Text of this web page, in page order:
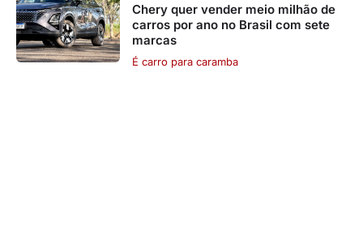
Chery quer vender meio milhão de
carros por ano no Brasil com sete
marcas
É carro para caramba